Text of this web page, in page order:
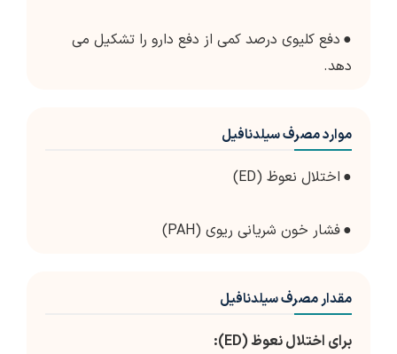
● دفع کلیوی درصد کمی از دفع دارو را تشکیل می
دهد.
موارد مصرف سیلدنافیل
● اختلال نعوظ (ED)
●فشار خون شریانی ریوی (PAH)
مقدار مصرف سیلدنافیل
برای اختلال نعوظ (ED):